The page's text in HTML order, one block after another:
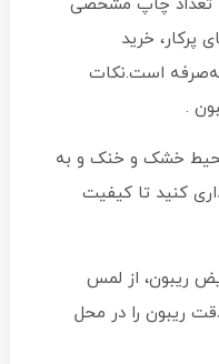
خرید
است.نکات
.
خشک و خنک و به
کنید تا کیفیت
از لمس
را در محل